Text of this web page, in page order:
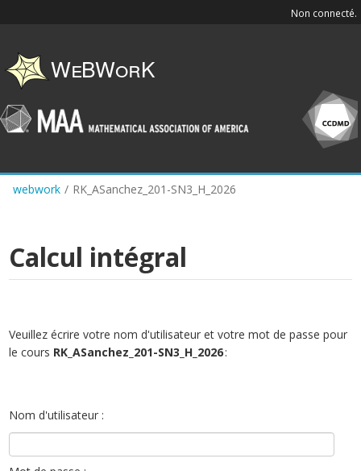
content
Non connecté.
webwork / RK_ASanchez_201-SN3_H_2026
Calcul intégral
Veuillez écrire votre nom d'utilisateur et votre mot de passe pour
le cours RK_ASanchez_201-SN3_H_2026:
Nom d'utilisateur :